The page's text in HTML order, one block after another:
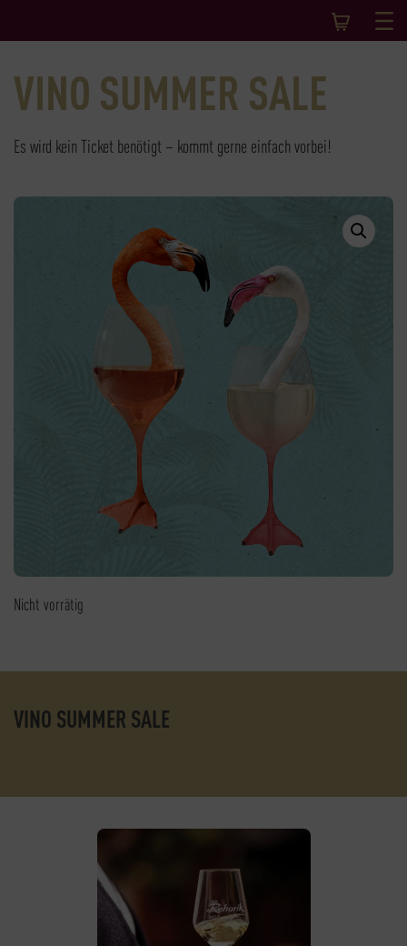
VINO SUMMER SALE
Es wird kein Ticket benötigt – kommt gerne einfach vorbei!
Nicht vorrätig
VINO SUMMER SALE